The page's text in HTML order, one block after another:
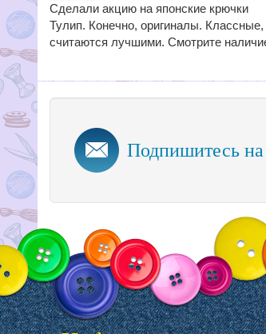
Сделали акцию на японские крючки
Тулип. Конечно, оригиналы. Классные,
считаются лучшими. Смотрите
Подпишитесь